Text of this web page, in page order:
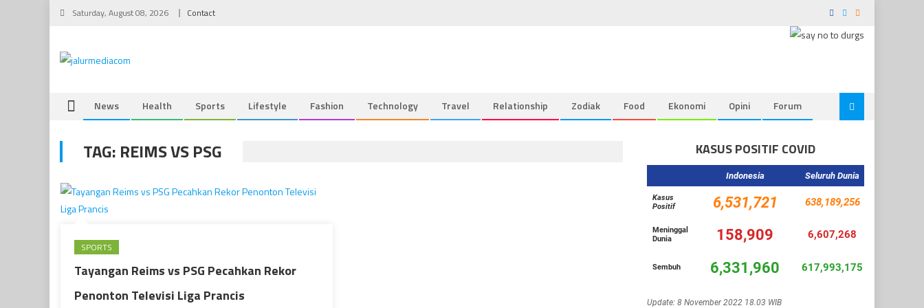
Skip
Saturday, August 08, 2026 Contact
News Health Sports Lifestyle Fashion Technology Travel Relationship Zodiak Food Ekonomi Opini Forum
TAG: REIMS VS PSG
SPORTS
Tayangan Reims vs PSG Pecahkan Rekor
Penonton Televisi Liga Prancis
KASUS POSITIF COVID